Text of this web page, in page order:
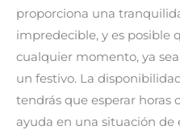
proporciona una
impredecible, y es posible
cualquier momento, ya
un festivo. La
tendrás que esperar horas
ayuda en una situación de